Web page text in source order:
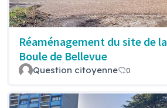
Réaménagement du site de la
Boule de Bellevue
Question citoyenne 0